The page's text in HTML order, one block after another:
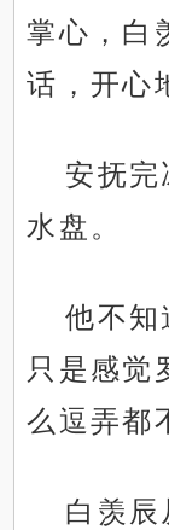
掌心，白
话，开心
安抚完
水盘。
他不知
只是感觉
么逗弄都
白羡辰